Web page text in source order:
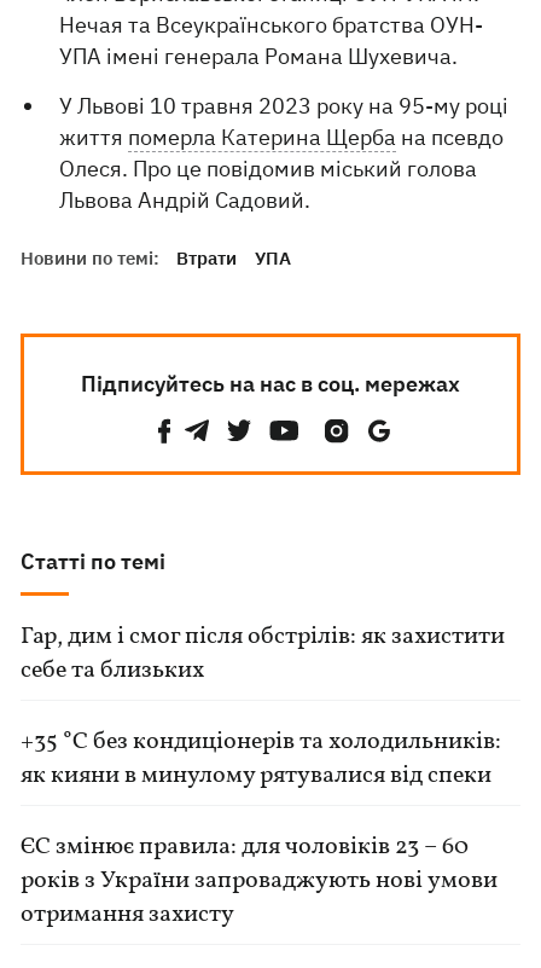
Нечая та Всеукраїнського братства ОУН-
УПА імені генерала Романа Шухевича.
У Львові 10 травня 2023 року на 95-му році
життя померла Катерина Щерба на псевдо
Олеся. Про це повідомив міський голова
Львова Андрій Садовий.
Новини по темі: Втрати УПА
Підписуйтесь на нас в соц. мережах
Статті по темі
Гар, дим і смог після обстрілів: як захистити
себе та близьких
+35 °C без кондиціонерів та холодильників:
як кияни в минулому рятувалися від спеки
ЄС змінює правила: для чоловіків 23 – 60
років з України запроваджують нові умови
отримання захисту